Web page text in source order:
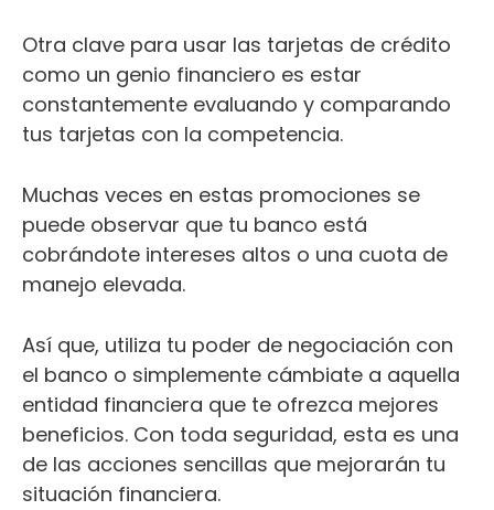
Otra clave para usar las tarjetas de crédito
como un genio financiero es estar
constantemente evaluando y comparando
tus tarjetas con la competencia.
Muchas veces en estas promociones se
puede observar que tu banco está
cobrándote intereses altos o una cuota de
manejo elevada.
Así que, utiliza tu poder de negociación con
el banco o simplemente cámbiate a aquella
entidad financiera que te ofrezca mejores
beneficios. Con toda seguridad, esta es una
de las acciones sencillas que mejorarán tu
situación financiera.